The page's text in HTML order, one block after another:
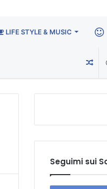
LIFE STYLE & MUSIC
Un
a
Seguimi sui